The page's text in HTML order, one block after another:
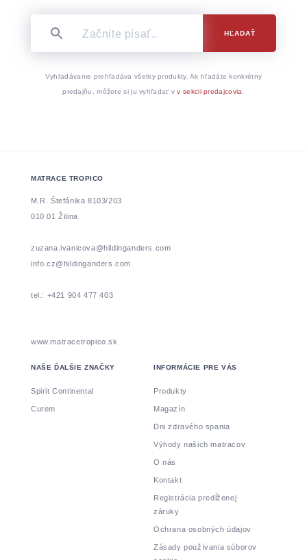
HĽADAŤ
Vyhľadávanie prehľadáva všetky produkty. Ak hľadáte konkrétny
predajňu, môžete si ju vyhľadať vv sekcii predajcovia.
MATRACE TROPICO
M.R. Štefánika 8103/203
010 01 Žilina
zuzana.ivanicova@hildinganders.com
info.cz@hildinganders.com
tel.: +421 904 477 403
www.matracetropico.sk
NAŠE ĎALŠIE ZNAČKY
Spirit Continental
Curem
INFORMÁCIE PRE VÁS
Produkty
Magazín
Dni zdravého spania
Výhody našich matracov
O nás
Kontakt
Registrácia predĺženej
záruky
Ochrana osobných údajov
Zásady používania súborov